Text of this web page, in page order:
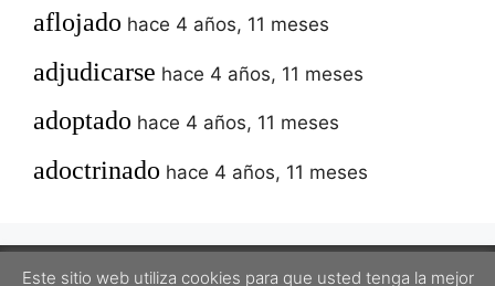
aflojado hace 4 años, 11 meses
adjudicarse hace 4 años, 11 meses
adoptado hace 4 años, 11 meses
adoctrinado hace 4 años, 11 meses
Este sitio web utiliza cookies para que usted tenga la mejor